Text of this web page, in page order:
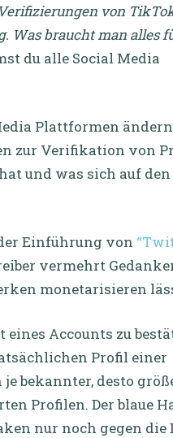
von
Was braucht man alles
du alle Social Media
Plattformen
zur Verifikation von
und was sich auf
Einführung von
vermehrt
monetarisieren
Accounts zu
Profil einer
bekannter, desto
Profilen. Der blaue
nur noch gegen die